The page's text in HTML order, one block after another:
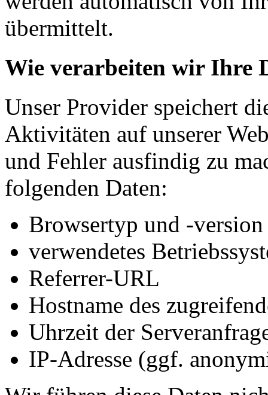
übermittelt.
Wie verarbeiten wir Ihre
Unser Provider speichert
Aktivitäten auf unserer
und Fehler ausfindig zu
folgenden Daten:
Browsertyp und -version
verwendetes
Referrer-URL
Hostname des
Uhrzeit der
IP-Adresse (ggf.